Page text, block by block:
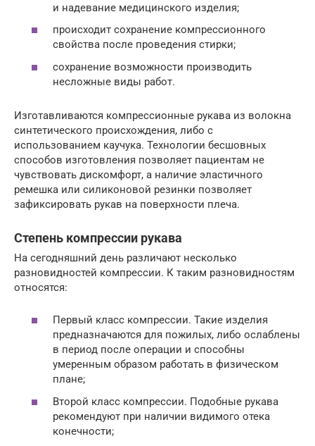
и надевание медицинского изделия;
происходит сохранение компрессионного
свойства после проведения стирки;
сохранение возможности производить
несложные виды работ.
Изготавливаются компрессионные рукава из волокна
синтетического происхождения, либо с
использованием каучука. Технологии бесшовных
способов изготовления позволяет пациентам не
чувствовать дискомфорт, а наличие эластичного
ремешка или силиконовой резинки позволяет
зафиксировать рукав на поверхности плеча.
Степень компрессии рукава
На сегодняшний день различают несколько
разновидностей компрессии. К таким разновидностям
относятся:
Первый класс компрессии. Такие изделия
предназначаются для пожилых, либо ослаблены
в период после операции и способны
умеренным образом работать в физическом
плане;
Второй класс компрессии. Подобные рукава
рекомендуют при наличии видимого отека
конечности;